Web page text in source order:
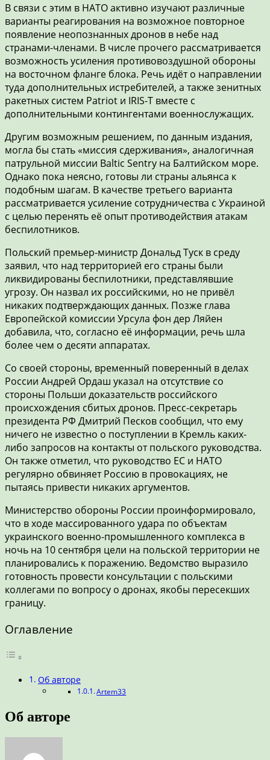
В связи с этим в НАТО активно изучают различные
варианты реагирования на возможное повторное
появление неопознанных дронов в небе над
странами-членами. В числе прочего рассматривается
возможность усиления противовоздушной обороны
на восточном фланге блока. Речь идёт о направлении
туда дополнительных истребителей, а также зенитных
ракетных систем Patriot и IRIS-T вместе с
дополнительными контингентами военнослужащих.
Другим возможным решением, по данным издания,
могла бы стать «миссия сдерживания», аналогичная
патрульной миссии Baltic Sentry на Балтийском море.
Однако пока неясно, готовы ли страны альянса к
подобным шагам. В качестве третьего варианта
рассматривается усиление сотрудничества с Украиной
с целью перенять её опыт противодействия атакам
беспилотников.
Польский премьер-министр Дональд Туск в среду
заявил, что над территорией его страны были
ликвидированы беспилотники, представлявшие
угрозу. Он назвал их российскими, но не привёл
никаких подтверждающих данных. Позже глава
Европейской комиссии Урсула фон дер Ляйен
добавила, что, согласно её информации, речь шла
более чем о десяти аппаратах.
Со своей стороны, временный поверенный в делах
России Андрей Ордаш указал на отсутствие со
стороны Польши доказательств российского
происхождения сбитых дронов. Пресс-секретарь
президента РФ Дмитрий Песков сообщил, что ему
ничего не известно о поступлении в Кремль каких-
либо запросов на контакты от польского руководства.
Он также отметил, что руководство ЕС и НАТО
регулярно обвиняет Россию в провокациях, не
пытаясь привести никаких аргументов.
Министерство обороны России проинформировало,
что в ходе массированного удара по объектам
украинского военно-промышленного комплекса в
ночь на 10 сентября цели на польской территории не
планировались к поражению. Ведомство выразило
готовность провести консультации с польскими
коллегами по вопросу о дронах, якобы пересекших
границу.
Оглавление
Об авторе
Artem33
Об авторе